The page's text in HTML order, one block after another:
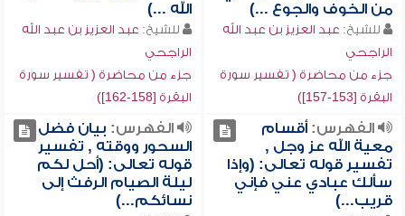
من الخوف والجوع ...)
للشيخ: عبد العزيز بن عبد الله
الراجحي
جزء من محاضرة ( تفسير سورة
البقرة [153-157])
الله ...)
للشيخ: عبد العزيز بن عبد الله
الراجحي
جزء من محاضرة ( تفسير سورة
البقرة [158-162])
الفهرس:أقسام
معية الله عز وجل ,
تفسير قوله تعالى: (وإذا
سألك عبادي عني فإني
قريب...)
الفهرس: بيان فضل
السحور ووقته , تفسير
قوله تعالى: (أحل لكم
ليلة الصيام الرفث إلى
نسائكم...)